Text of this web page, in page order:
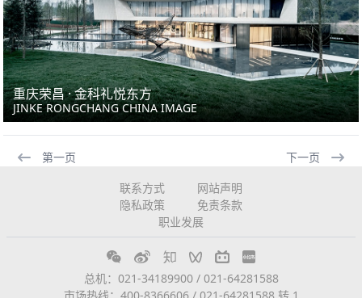
重庆荣昌 · 金科礼悦东方
JINKE RONGCHANG CHINA IMAGE
第一页
下一页
联系方式
网站声明
隐私政策
免责条款
职业发展
总机：021-34189900 / 021-64281588